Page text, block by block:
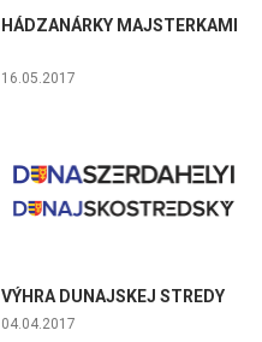
HÁDZANÁRKY MAJSTERKAMI
16.05.2017
VÝHRA DUNAJSKEJ STREDY
04.04.2017